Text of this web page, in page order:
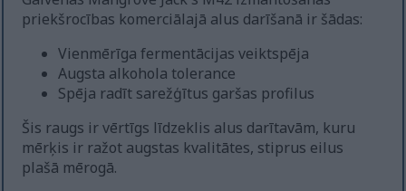
priekšrocības komerciālajā alus darīšanā ir šādas:
Vienmērīga fermentācijas veiktspēja
Augsta alkohola tolerance
Spēja radīt sarežģītus garšas profilus
Šis raugs ir vērtīgs līdzeklis alus darītavām, kuru
mērķis ir ražot augstas kvalitātes, stiprus eilus
plašā mērogā.